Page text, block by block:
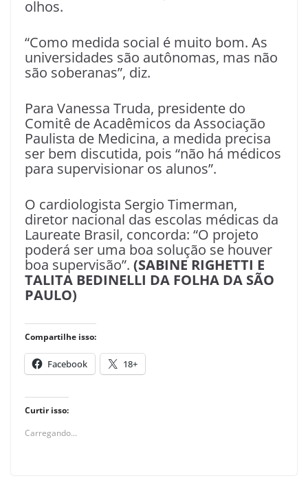
olhos.
“Como medida social é muito bom. As
universidades são autônomas, mas não
são soberanas”, diz.
Para Vanessa Truda, presidente do
Comitê de Acadêmicos da Associação
Paulista de Medicina, a medida precisa
ser bem discutida, pois “não há médicos
para supervisionar os alunos”.
O cardiologista Sergio Timerman,
diretor nacional das escolas médicas da
Laureate Brasil, concorda: “O projeto
poderá ser uma boa solução se houver
boa supervisão”. (SABINE RIGHETTI E
TALITA BEDINELLI DA FOLHA DA SÃO
PAULO)
Compartilhe isso:
Facebook 18+
Curtir isso:
Carregando...